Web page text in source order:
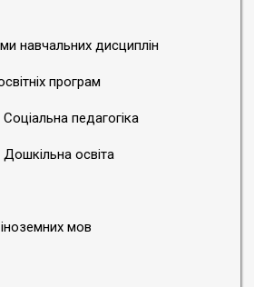
навчальних дисциплін
програм
педагогіка
освіта
мов